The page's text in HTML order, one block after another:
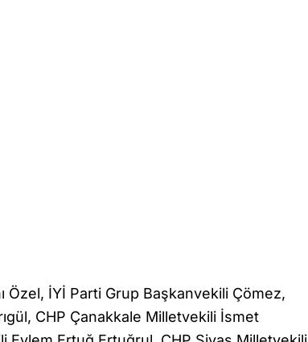
Özel, İYİ Parti Grup Başkanvekili Çömez,
CHP Çanakkale Milletvekili İsmet